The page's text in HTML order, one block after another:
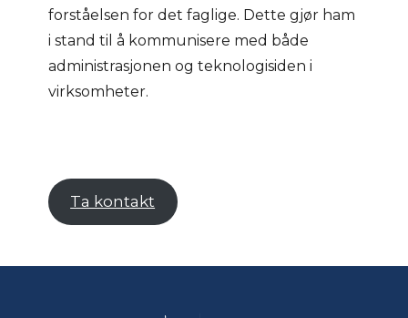
forståelsen for det faglige. Dette gjør ham
i stand til å kommunisere med både
administrasjonen og teknologisiden i
virksomheter.
Ta kontakt